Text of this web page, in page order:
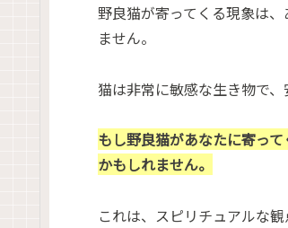
野良猫が寄ってくる現象は
ません。
猫は非常に敏感な生き物で
もし野良猫があなたに寄っ
かもしれません。
これは、スピリチュアルな